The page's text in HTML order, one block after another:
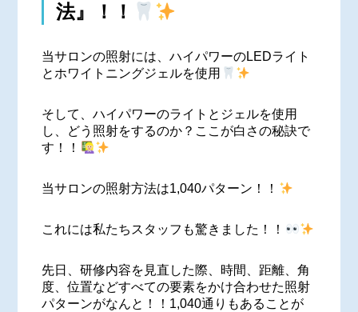
法』！！
当サロンの照射には、ハイパワーのLEDライト
とホワイトニングジェルを使用
そして、ハイパワーのライトとジェルを使用
し、どう照射をするのか？ここが白さの秘訣で
す！！
当サロンの照射方法は1,040パターン！！
これには私たちスタッフも驚きました！！
先日、研修内容を見直した際、時間、距離、角
度、位置などすべての要素をかけ合わせた照射
パターンがなんと！！1,040通りもあることが